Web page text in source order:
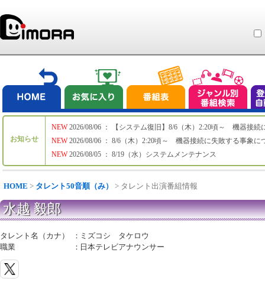
お知らせ
NEW
NEW
NEW
2026/08/06 ： 【システム復旧】8/6（木）2:20頃～ 機器接続
2026/08/06 ： 8/6（木）2:20頃～ 機器接続に失敗する事象に
2026/08/05 ： 8/19（水）システムメンテナンス
HOME > タレント50音順（み） > タレント出演番組情報
水越 毅郎
タレント名（カナ） ： ミズコシ タケロウ
職業
： 日本テレビアナウンサー